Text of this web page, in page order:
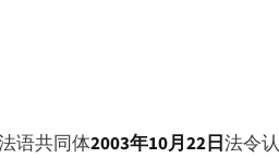
语共同体2003年10月22日法令